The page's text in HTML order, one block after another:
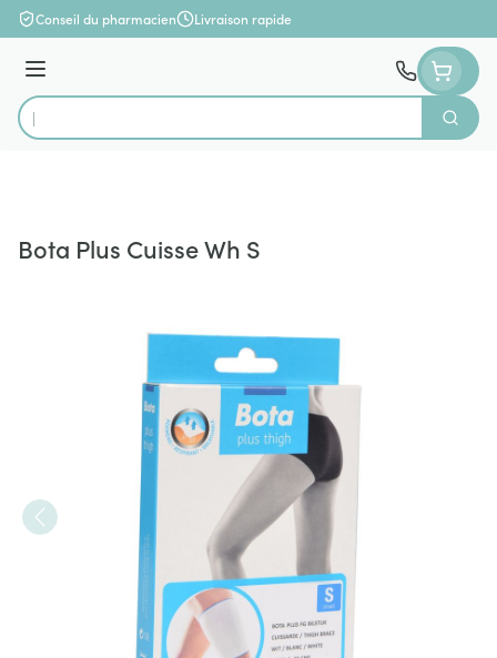
Aller au contenu
Conseil du pharmacien Livraison rapide
Menu
Rechercher
Bota Plus Cuisse Wh S